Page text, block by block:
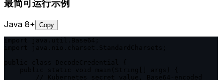
最简可运行示例
Java 8+ Copy